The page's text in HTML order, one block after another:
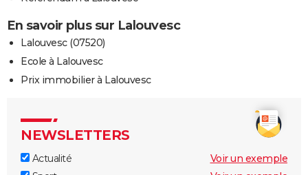
En savoir plus sur Lalouvesc
Lalouvesc (07520)
Ecole à Lalouvesc
Prix immobilier à Lalouvesc
NEWSLETTERS
Actualité
Voir un exemple